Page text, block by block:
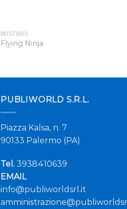
POSTERS
Flying Ninja
PUBLIWORLD S.R.L.
Piazza Kalsa, n. 7
90133 Palermo (PA)
Tel. 3938410639
EMAIL
info@publiworldsrl.it